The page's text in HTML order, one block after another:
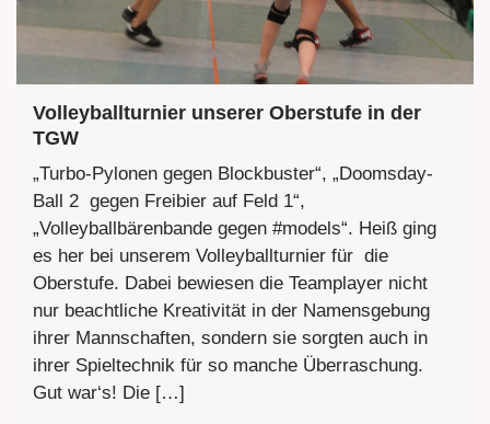
Volleyballturnier unserer Oberstufe in der
TGW
„Turbo-Pylonen gegen Blockbuster“, „Doomsday-
Ball 2 gegen Freibier auf Feld 1“,
„Volleyballbärenbande gegen #models“. Heiß ging
es her bei unserem Volleyballturnier für die
Oberstufe. Dabei bewiesen die Teamplayer nicht
nur beachtliche Kreativität in der Namensgebung
ihrer Mannschaften, sondern sie sorgten auch in
ihrer Spieltechnik für so manche Überraschung.
Gut war‘s! Die […]